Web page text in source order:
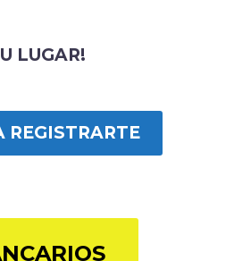
LUGAR!
REGISTRARTE